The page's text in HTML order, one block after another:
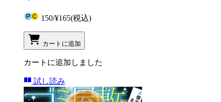
150/¥165(税込)
カートに追加
カートに追加しました
試し読み